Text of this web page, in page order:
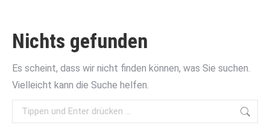
Nichts gefunden
Es scheint, dass wir nicht finden können, was Sie suchen.
Vielleicht kann die Suche helfen.
Search: